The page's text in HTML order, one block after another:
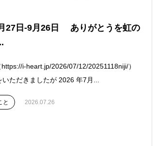
27日-9月26日 ありがとうを虹の
i-heart.jp/2026/07/12/20251118niji/）
いただきましたが 2026 年7月...
と 2026.07.26